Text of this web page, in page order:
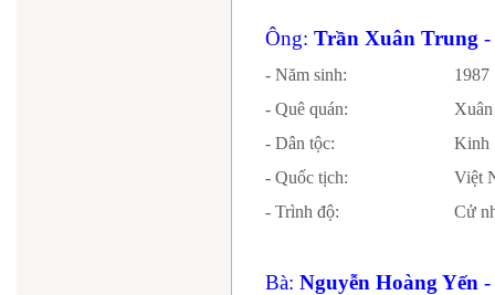
Ông: Trần Xuân Trung -
- Năm sinh:
1987
- Quê quán:
- Dân tộc:
Kinh
- Quốc tịch:
- Trình độ:
Cử
Bà: Nguyễn Hoàng Yến -